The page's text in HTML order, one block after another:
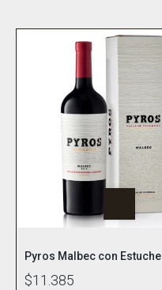
Pyros Malbec con Estuche
$11.385